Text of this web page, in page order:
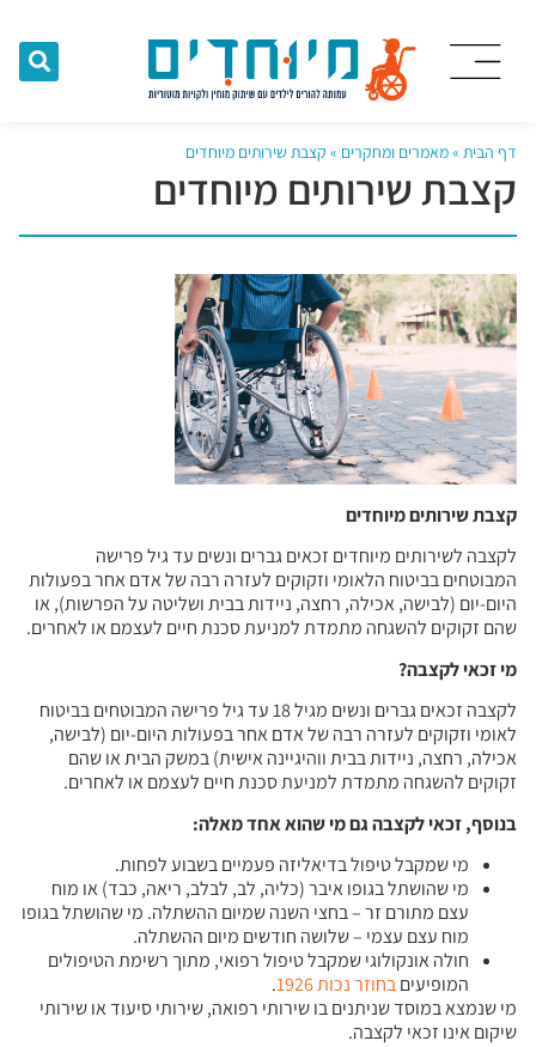
דף הבית »מאמרים ומחקרים » קצבת שירותים מיוחדים
קצבת שירותים מיוחדים
קצבת שירותים מיוחדים
לקצבה לשירותים מיוחדים זכאים גברים ונשים עד גיל פרישה
המבוטחים בביטוח הלאומי וזקוקים לעזרה רבה של אדם אחר בפעולות
היום-יום (לבישה, אכילה, רחצה, ניידות בבית ושליטה על הפרשות), או
שהם זקוקים להשגחה מתמדת למניעת סכנת חיים לעצמם או לאחרים.
מי זכאי לקצבה?
לקצבה זכאים גברים ונשים מגיל 18 עד גיל פרישה המבוטחים בביטוח
לאומי וזקוקים לעזרה רבה של אדם אחר בפעולות היום-יום (לבישה,
אכילה, רחצה, ניידות בבית ווהיגיינה אישית) במשק הבית או שהם
זקוקים להשגחה מתמדת למניעת סכנת חיים לעצמם או לאחרים.
בנוסף, זכאי לקצבה גם מי שהוא אחד מאלה:
מי שמקבל טיפול בדיאליזה פעמיים בשבוע לפחות.
מי שהושתל בגופו איבר (כליה, לב, לבלב, ריאה, כבד) או מוח
עצם מתורם זר – בחצי השנה שמיום ההשתלה. מי שהושתל בגופו
מוח עצם עצמי – שלושה חודשים מיום ההשתלה.
חולה אונקולוגי שמקבל טיפול רפואי, מתוך רשימת הטיפולים
המופיעיםבחוזר נכות 1926
.
מי שנמצא במוסד שניתנים בו שירותי רפואה, שירותי סיעוד או שירותי
שיקום אינו זכאי לקצבה.